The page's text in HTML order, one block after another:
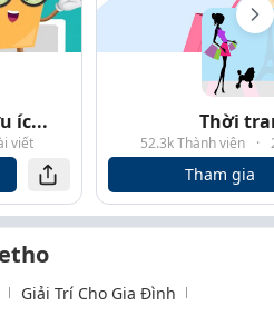
íc...
viết
Thời
52.3k Thành viên ·
Tham gia
Giải Trí Cho Gia Đình